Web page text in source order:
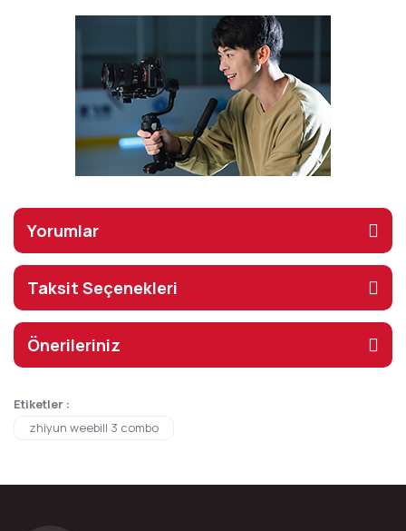
Yorumlar
Taksit Seçenekleri
Önerileriniz
Etiketler :
zhiyun weebill 3 combo